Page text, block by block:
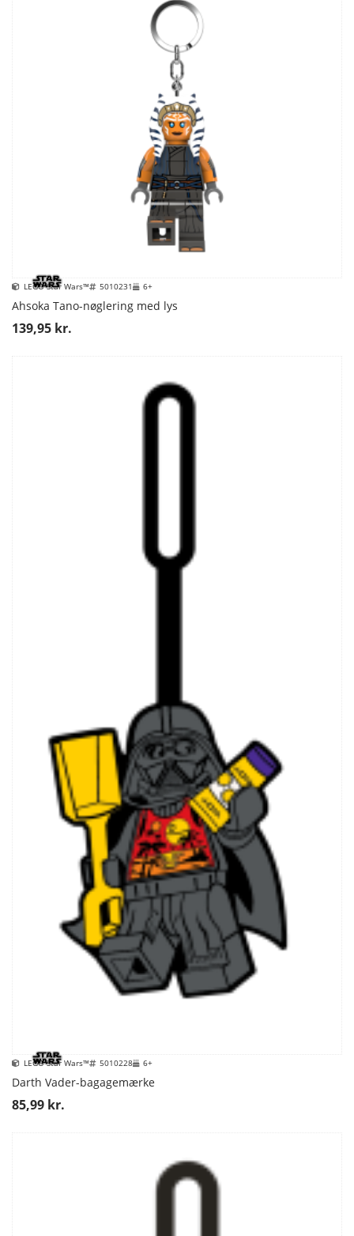
LEGO Star Wars™ 5010231 6+
Ahsoka Tano-nøglering med lys
139,95 kr.
LEGO Star Wars™ 5010228 6+
Darth Vader-bagagemærke
85,99 kr.